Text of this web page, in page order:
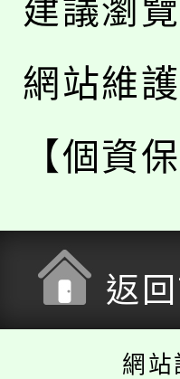
建議瀏
網站維
【個資
返
網